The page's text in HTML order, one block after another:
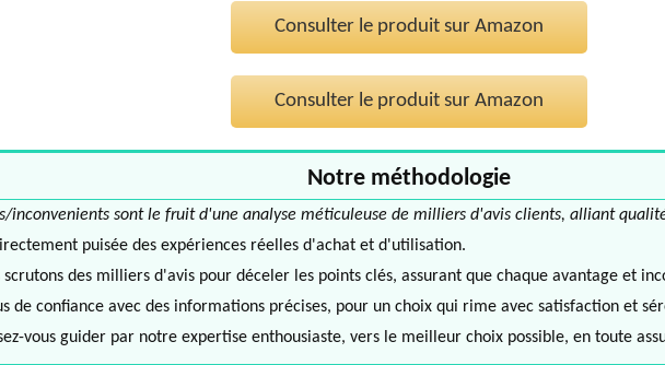
Consulter le produit sur Amazon
Consulter le produit sur Amazon
Notre méthodologie
inconvenients sont le fruit d'une analyse méticuleuse de milliers d'avis clients, alliant
puisée des expériences réelles d'achat et d'utilisation.
scrutons des milliers d'avis pour déceler les points clés, assurant que chaque avantage et
de confiance avec des informations précises, pour un choix qui rime avec satisfaction et
vous guider par notre expertise enthousiaste, vers le meilleur choix possible, en toute